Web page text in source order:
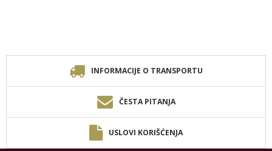
INFORMACIJE O TRANSPORTU
ČESTA PITANJA
USLOVI KORIŠĆENJA